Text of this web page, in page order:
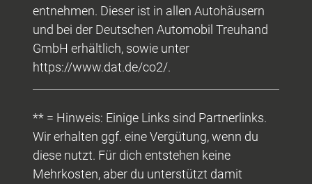
entnehmen. Dieser ist in allen Autohäusern
und bei der Deutschen Automobil Treuhand
GmbH erhältlich, sowie unter
https://www.dat.de/co2/.
** = Hinweis: Einige Links sind Partnerlinks.
Wir erhalten ggf. eine Vergütung, wenn du
diese nutzt. Für dich entstehen keine
Mehrkosten, aber du unterstützt damit